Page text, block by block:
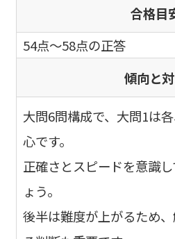
合格目
54点～58点の正答
傾向と
大問6問構成で、大問1は
心です。
正確さとスピードを意識
ょう。
後半は難度が上がるため